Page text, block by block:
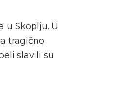
u Skoplju. U
tragično
slavili su